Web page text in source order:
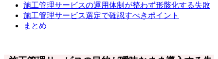
施工管理サービスの運用体制が整わず形骸化する失敗
施工管理サービス選定で確認すべきポイント
まとめ